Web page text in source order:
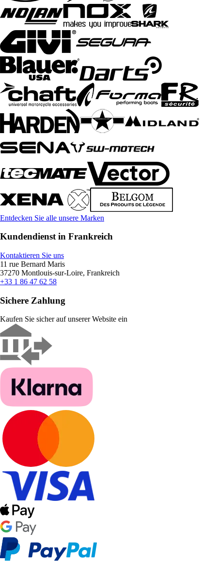
Entdecken Sie alle unsere Marken
Kundendienst in Frankreich
Kontaktieren Sie uns
11 rue Bernard Maris
37270 Montlouis-sur-Loire, Frankreich
+33 1 86 47 62 58
Sichere Zahlung
Kaufen Sie sicher auf unserer Website ein